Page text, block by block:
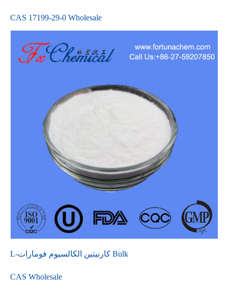
CAS 17199-29-0 Wholesale
L-كارنيتين الكالسيوم فومارات Bulk
CAS Wholesale